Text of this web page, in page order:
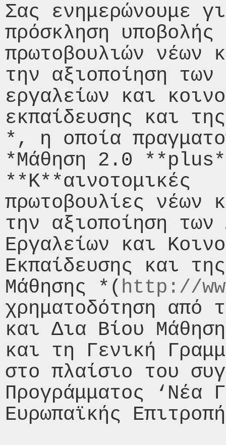
Σας ενημερώνουμε
πρόσκληση υποβολής
πρωτοβουλιών νέων
την αξιοποίηση των
εργαλείων και
εκπαίδευσης και
*, η οποία
*Μάθηση 2.0
**Κ**αινοτομικές
πρωτοβουλίες νέων
την αξιοποίηση των
Εργαλείων και
Εκπαίδευσης και
Μάθησης *( http://
χρηματοδότηση από
και Δια Βίου
και τη Γενική
στο πλαίσιο του
Προγράμματος ‘Νέα
Ευρωπαϊκής